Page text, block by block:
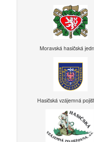
Moravská hasičská
Hasičská vzájemná